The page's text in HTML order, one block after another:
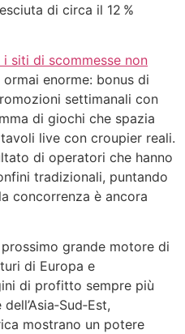
di circa il 12 %
siti di scommesse non
enorme: bonus di
settimanali con
di giochi che spazia
live con croupier reali.
di operatori che hanno
tradizionali, puntando
concorrenza è ancora
grande motore di
di Europa e
di profitto sempre più
mostrano un potere